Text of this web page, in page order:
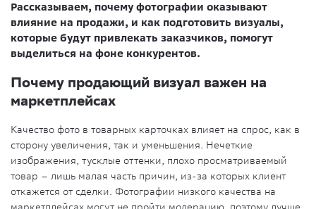
Рассказываем, почему фотографии оказывают
влияние на продажи, и как подготовить визуалы,
которые будут привлекать заказчиков, помогут
выделиться на фоне конкурентов.
Почему продающий визуал важен на
маркетплейсах
Качество фото в товарных карточках влияет на спрос, как в
сторону увеличения, так и уменьшения. Нечеткие
изображения, тусклые оттенки, плохо просматриваемый
товар – лишь малая часть причин, из-за которых клиент
откажется от сделки. Фотографии низкого качества на